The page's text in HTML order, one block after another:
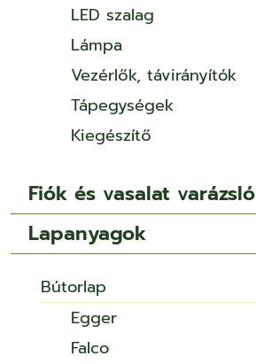
LED szalag
Lámpa
Vezérlők, távirányítók
Tápegységek
Kiegészítő
Fiók és vasalat varázsló
Lapanyagok
Bútorlap
Egger
Falco